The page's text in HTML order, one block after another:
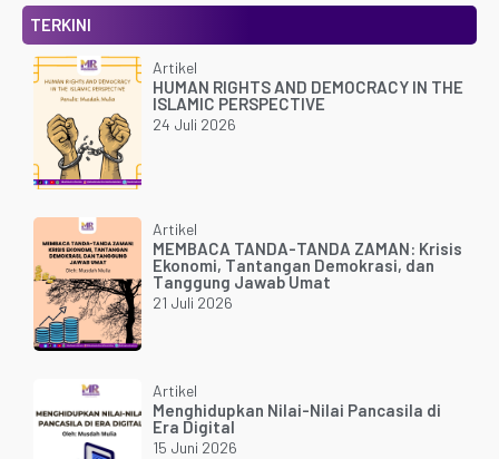
TERKINI
Artikel
HUMAN RIGHTS AND DEMOCRACY IN THE
ISLAMIC PERSPECTIVE
24 Juli 2026
Artikel
MEMBACA TANDA-TANDA ZAMAN: Krisis
Ekonomi, Tantangan Demokrasi, dan
Tanggung Jawab Umat
21 Juli 2026
Artikel
Menghidupkan Nilai-Nilai Pancasila di
Era Digital
15 Juni 2026